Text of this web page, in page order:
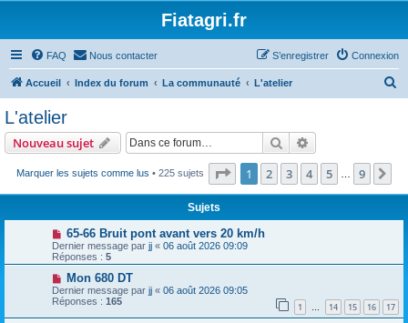
Fiatagri.fr
FAQ Nous contacter Connexion
S’enregistrer
Accueil Index du forum La communauté L'atelier
L'atelier
Nouveau sujet Rechercher
Marquer les sujets comme lus • 225 sujets Page 1sur9
1 2 3 4 5 9
Sujets
65-66 Bruit pont avant vers 20 km/h
Dernier message par jj « 06 août 2026 09:09
Réponses : 5
Mon 680 DT
Dernier message par jj « 06 août 2026 09:05
Réponses : 165 1 … 14 15 16 17